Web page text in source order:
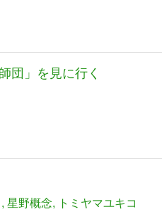
団」を見に行く
星野概念 トミヤマユキコ